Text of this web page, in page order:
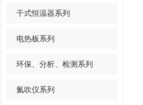
干式恒温器系列
电热板系列
环保、分析、检测系列
氮吹仪系列